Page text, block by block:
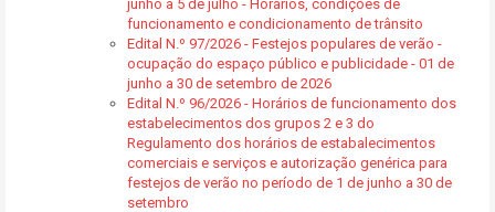
junho a 5 de julho - Horários, condições de
funcionamento e condicionamento de trânsito
Edital N.º 97/2026 - Festejos populares de verão -
ocupação do espaço público e publicidade - 01 de
junho a 30 de setembro de 2026
Edital N.º 96/2026 - Horários de funcionamento dos
estabelecimentos dos grupos 2 e 3 do
Regulamento dos horários de estabalecimentos
comerciais e serviços e autorização genérica para
festejos de verão no período de 1 de junho a 30 de
setembro